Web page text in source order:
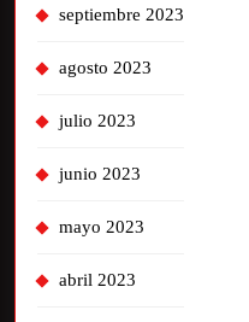
septiembre 2023
agosto 2023
julio 2023
junio 2023
mayo 2023
abril 2023